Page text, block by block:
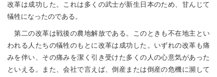
改革は成功した。これは多くの武士が新生日本のため、甘んじて
犠牲になったのである。
第二の改革は戦後の農地解放である。このときも不在地主とい
われる人たちの犠牲のもとに改革は成功した。いずれの改革も痛
みを伴い、その痛みを潔く引き受けた多くの人の心意気があった
といえる。また、会社で言えば、倒産または倒産の危機に瀕して